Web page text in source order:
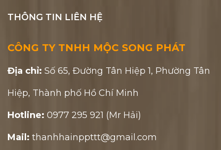
THÔNG TIN LIÊN HỆ
CÔNG TY TNHH MỘC SONG PHÁT
Địa chỉ: Số 65, Đường Tân Hiệp 1, Phường Tân
Hiệp, Thành phố Hồ Chí Minh
Hotline: 0977 295 921 (Mr Hải)
Mail: thanhhainppttt@gmail.com